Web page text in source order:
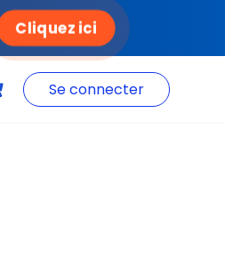
Cliquez ici
Se connecter